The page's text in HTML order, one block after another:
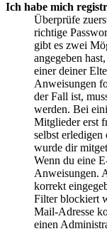
Ich habe mich
Überprüfe
richtige
gibt es zwei
angegeben
einer deiner
Anweisungen
der Fall ist,
werden. Bei
Mitglieder erst
selbst
wurde dir
Wenn du eine
Anweisungen.
korrekt
Filter blockiert
Mail-Adresse
einen